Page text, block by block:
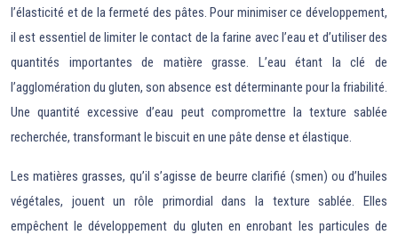
l’élasticité et de la fermeté des pâtes. Pour minimiser ce développement,
il est essentiel de limiter le contact de la farine avec l’eau et d’utiliser des
quantités importantes de matière grasse. L’eau étant la clé de
l’agglomération du gluten, son absence est déterminante pour la friabilité.
Une quantité excessive d’eau peut compromettre la texture sablée
recherchée, transformant le biscuit en une pâte dense et élastique.
Les matières grasses, qu’il s’agisse de beurre clarifié (smen) ou d’huiles
végétales, jouent un rôle primordial dans la texture sablée. Elles
empêchent le développement du gluten en enrobant les particules de